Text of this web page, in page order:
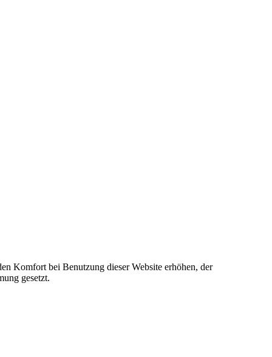
Komfort bei Benutzung dieser Website erhöhen, der
gesetzt.